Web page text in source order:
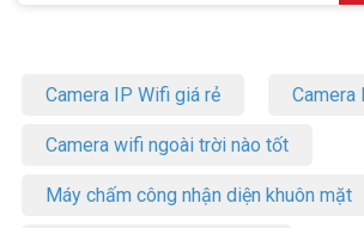
Camera IP Wifi giá rẻ Camera
Camera wifi ngoài trời nào tốt
Máy chấm công nhận diện khuôn mặt